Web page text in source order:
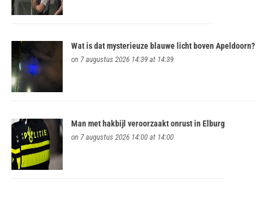
Wat is dat mysterieuze blauwe licht boven Apeldoorn?
on 7 augustus 2026 14:39 at 14:39
Man met hakbijl veroorzaakt onrust in Elburg
on 7 augustus 2026 14:00 at 14:00